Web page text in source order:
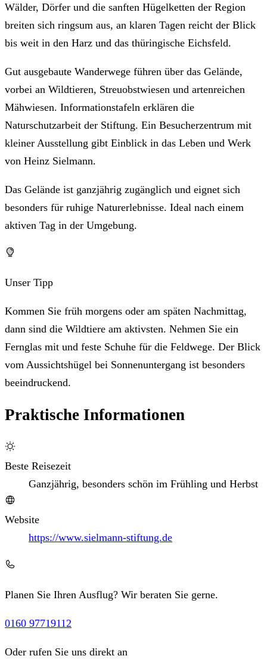
Wälder, Dörfer und die sanften Hügelketten der Region
breiten sich ringsum aus, an klaren Tagen reicht der Blick
bis weit in den Harz und das thüringische Eichsfeld.
Gut ausgebaute Wanderwege führen über das Gelände,
vorbei an Wildtieren, Streuobstwiesen und artenreichen
Mähwiesen. Informationstafeln erklären die
Naturschutzarbeit der Stiftung. Ein Besucherzentrum mit
kleiner Ausstellung gibt Einblick in das Leben und Werk
von Heinz Sielmann.
Das Gelände ist ganzjährig zugänglich und eignet sich
besonders für ruhige Naturerlebnisse. Ideal nach einem
aktiven Tag in der Umgebung.
Unser Tipp
Kommen Sie früh morgens oder am späten Nachmittag,
dann sind die Wildtiere am aktivsten. Nehmen Sie ein
Fernglas mit und feste Schuhe für die Feldwege. Der Blick
vom Aussichtshügel bei Sonnenuntergang ist besonders
beeindruckend.
Praktische Informationen
Beste Reisezeit
Ganzjährig, besonders schön im Frühling und Herbst
Website
https://www.sielmann-stiftung.de
Planen Sie Ihren Ausflug? Wir beraten Sie gerne.
0160 97719112
Oder rufen Sie uns direkt an